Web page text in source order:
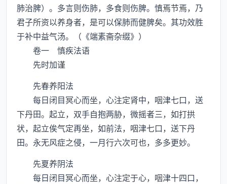
肺治脾）。多言则伤肺，多食则伤脾。慎焉节焉，乃
君子所资以养身者，是可以保肺而健脾矣。其功效胜
于补中益气汤。（《端素斋杂缀》）
卷一 慎疾法语
先时加谨
先春养阳法
每日闭目冥心而坐，心注定肾中，咽津七口，送
下丹田。起立，双手自抱两胁，微摇者三，如打拱
状，起立俟气定再坐，如前法，咽津七口，送下丹
田。永无风症之侵，一月行六次可也，多多更妙。
先夏养阴法
每日闭目冥心而坐，心注定于心，咽津十四口，